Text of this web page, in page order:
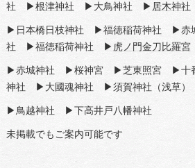
社 ▶ 根津神社 ▶大鳥神社 ▶ 居木神社
▶日本橋日枝神社 ▶福徳稲荷神社 ▶赤
社 ▶福徳稲荷神社 ▶ 虎ノ門金刀比羅宮
▶赤城神社 ▶桜神宮 ▶芝東照宮 ▶十
神社 ▶大國魂神社 ▶須賀神社（浅草
▶鳥越神社 ▶下高井戸八幡神社
未掲載でもご案内可能です